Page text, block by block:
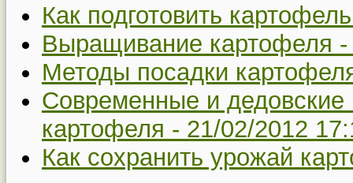
Как подготовить
Выращивание картофеля
Методы посадки
Современные и
картофеля - 21/02/2012
Как сохранить урожай